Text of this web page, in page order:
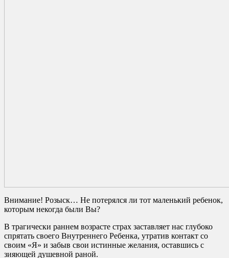
Внимание! Розыск… Не потерялся ли тот маленький ребенок,
которым некогда были Вы?
В трагически раннем возрасте страх заставляет нас глубоко
спрятать своего Внутреннего Ребенка, утратив контакт со
своим «Я» и забыв свои истинные желания, оставшись с
зияющей душевной раной.